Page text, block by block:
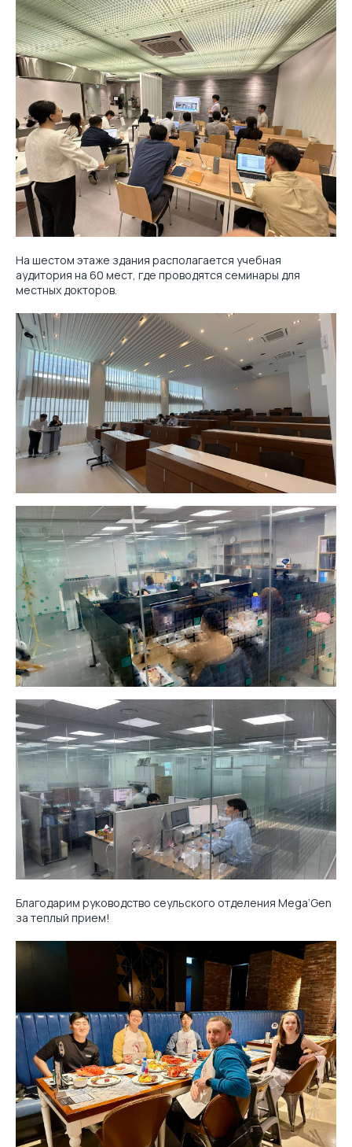
На шестом этаже здания располагается учебная
аудитория на 60 мест, где проводятся семинары для
местных докторов.
Благодарим руководство сеульского отделения Mega’Gen
за теплый прием!